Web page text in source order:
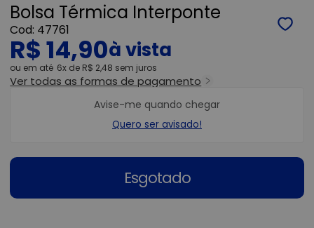
Bolsa Térmica Interponte
47761
R$ 14,90
ou 6x de R$ 2,48 sem juros
Ver todas as formas de pagamento
Esgotado
Avise-me quando chegar
Quero ser avisado!